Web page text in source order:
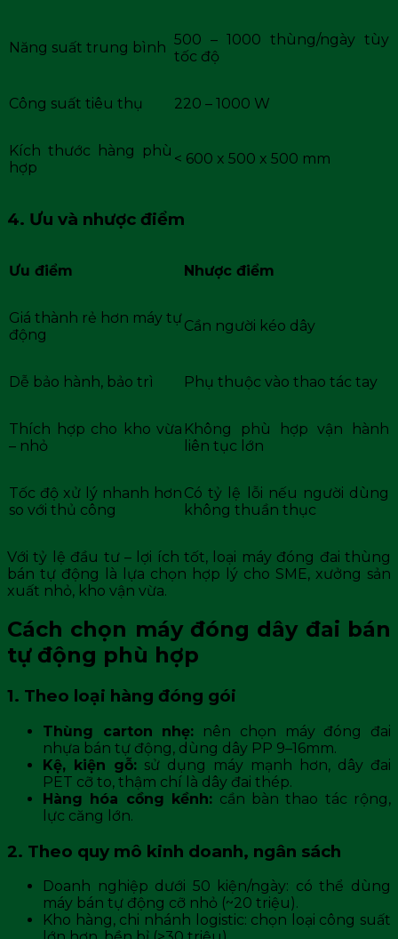
Năng suất trung bình 500 – 1000 thùng/ngày tùy
tốc độ
Công suất tiêu thụ 220 – 1000 W
Kích thước hàng phù
hợp
< 600 x 500 x 500 mm
4. Ưu và nhược điểm
Ưu điểm Nhược điểm
Giá thành rẻ hơn máy tự
động
Cần người kéo dây
Dễ bảo hành, bảo trì Phụ thuộc vào thao tác tay
Thích hợp cho kho vừa
– nhỏ
Không phù hợp vận hành
liên tục lớn
Tốc độ xử lý nhanh hơn
so với thủ công
Có tỷ lệ lỗi nếu người dùng
không thuần thục
Với tỷ lệ đầu tư – lợi ích tốt, loại máy đóng đai thùng
bán tự động là lựa chọn hợp lý cho SME, xưởng sản
xuất nhỏ, kho vận vừa.
Cách chọn máy đóng dây đai bán
tự động phù hợp
1. Theo loại hàng đóng gói
Thùng carton nhẹ: nên chọn máy đóng đai
nhựa bán tự động, dùng dây PP 9–16mm.
Kệ, kiện gỗ: sử dụng máy mạnh hơn, dây đai
PET cỡ to, thậm chí là dây đai thép.
Hàng hóa cồng kềnh: cần bàn thao tác rộng,
lực căng lớn.
2. Theo quy mô kinh doanh, ngân sách
Doanh nghiệp dưới 50 kiện/ngày: có thể dùng
máy bán tự động cỡ nhỏ (~20 triệu).
Kho hàng, chi nhánh logistic: chọn loại công suất